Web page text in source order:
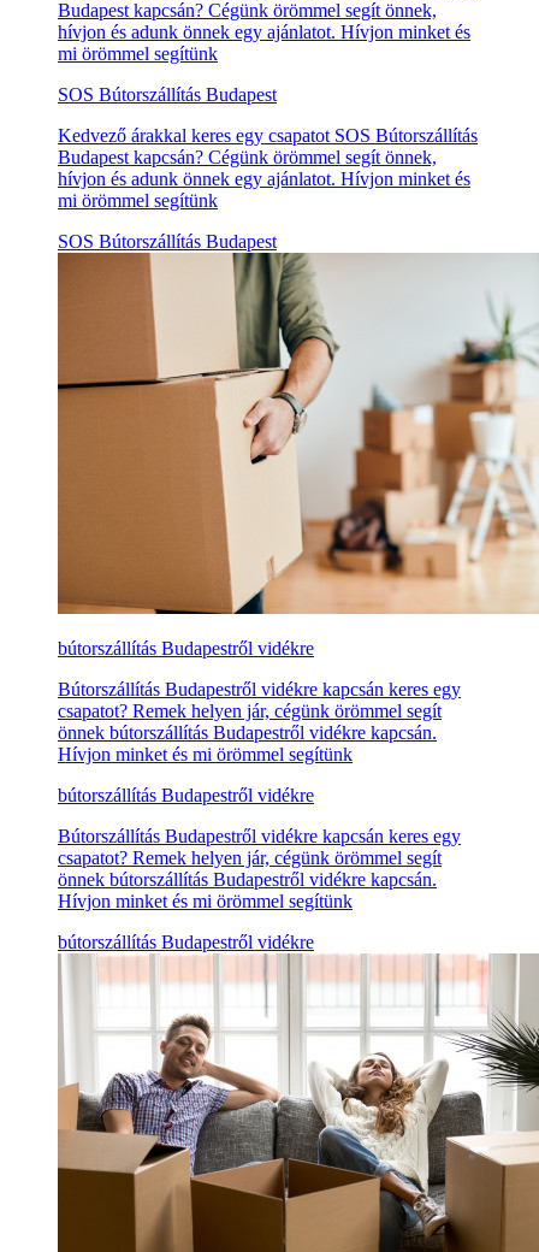
Budapest kapcsán? Cégünk örömmel segít önnek,
hívjon és adunk önnek egy ajánlatot. Hívjon minket és
mi örömmel segítünk
SOS Bútorszállítás Budapest
Kedvező árakkal keres egy csapatot SOS Bútorszállítás
Budapest kapcsán? Cégünk örömmel segít önnek,
hívjon és adunk önnek egy ajánlatot. Hívjon minket és
mi örömmel segítünk
SOS Bútorszállítás Budapest
bútorszállítás Budapestről vidékre
Bútorszállítás Budapestről vidékre kapcsán keres egy
csapatot? Remek helyen jár, cégünk örömmel segít
önnek bútorszállítás Budapestről vidékre kapcsán.
Hívjon minket és mi örömmel segítünk
bútorszállítás Budapestről vidékre
Bútorszállítás Budapestről vidékre kapcsán keres egy
csapatot? Remek helyen jár, cégünk örömmel segít
önnek bútorszállítás Budapestről vidékre kapcsán.
Hívjon minket és mi örömmel segítünk
bútorszállítás Budapestről vidékre